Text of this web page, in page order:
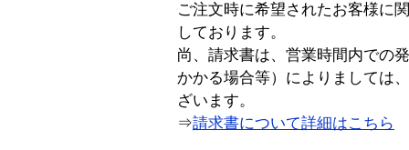
ご注文時に希望されたお客様に
しております。
尚、請求書は、営業時間内での
かかる場合等）によりましては
ざいます。
⇒請求書について詳細はこちら